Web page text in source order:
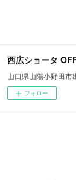
西広ショータ
山口県山陽小野田市
フォロー